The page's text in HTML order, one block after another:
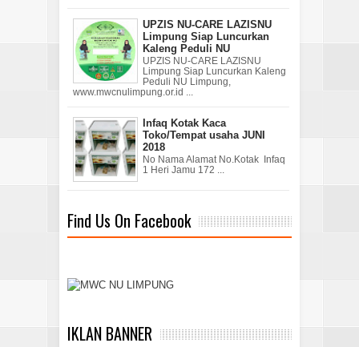
UPZIS NU-CARE LAZISNU
Limpung Siap Luncurkan
Kaleng Peduli NU
UPZIS NU-CARE LAZISNU
Limpung Siap Luncurkan Kaleng
Peduli NU Limpung,
www.mwcnulimpung.or.id ...
Infaq Kotak Kaca
Toko/Tempat usaha JUNI
2018
No Nama Alamat No.Kotak Infaq
1 Heri Jamu 172 ...
Find Us On Facebook
IKLAN BANNER